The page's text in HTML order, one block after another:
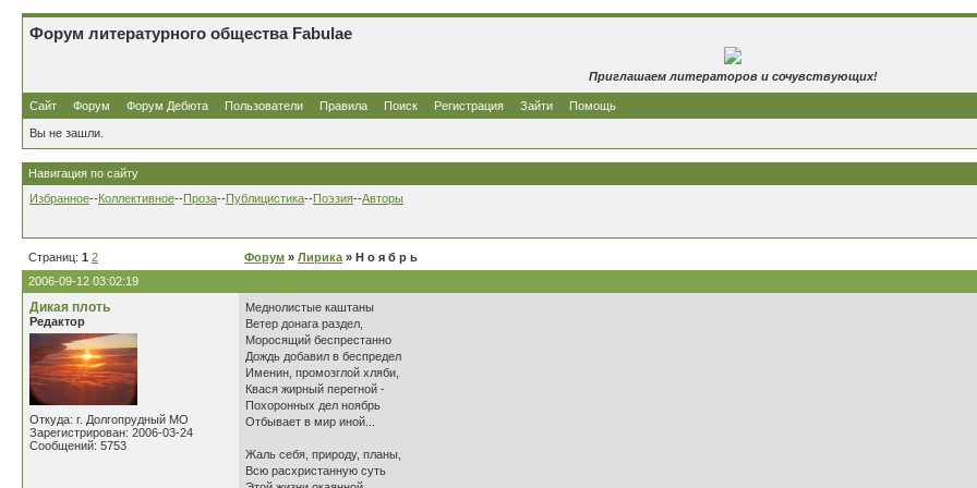
Форум литературного общества Fabulae
Приглашаем литераторов и сочувствующих!
Сайт Форум Форум Дебюта Пользователи Правила Поиск Регистрация Зайти Помощь
Вы не зашли.
Навигация по сайту
Избранное--Коллективное--Проза--Публицистика--Поэзия--Авторы
Страниц: 1 2 Форум » Лирика » Н о я б р ь
2006-09-12 03:02:19
Дикая плоть
Редактор
Откуда: г. Долгопрудный МО
Зарегистрирован: 2006-03-24
Сообщений: 5753
Меднолистые каштаны
Ветер донага раздел,
Моросящий беспрестанно
Дождь добавил в беспредел
Именин, промозглой хляби,
Квася жирный перегной -
Похоронных дел ноябрь
Отбывает в мир иной...
Жаль себя, природу, планы,
Всю расхристанную суть